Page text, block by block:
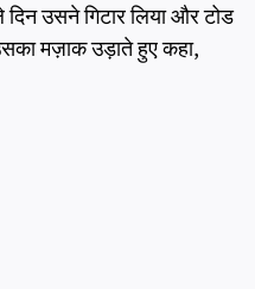
उसने गिटार लिया और टोड
मज़ाक उड़ाते हुए कहा,